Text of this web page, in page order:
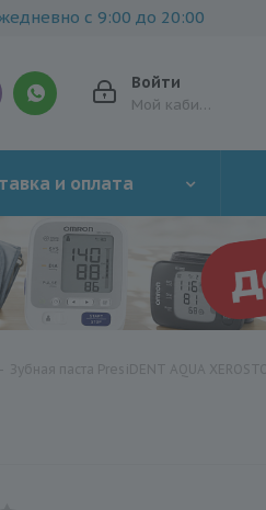
с 9:00 до 20:00
Войти
Мой кабинет
и оплата